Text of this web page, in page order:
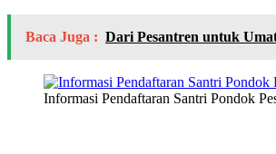
Baca Juga : Dari Pesantren untuk
Informasi Pendaftaran Santri Pondok